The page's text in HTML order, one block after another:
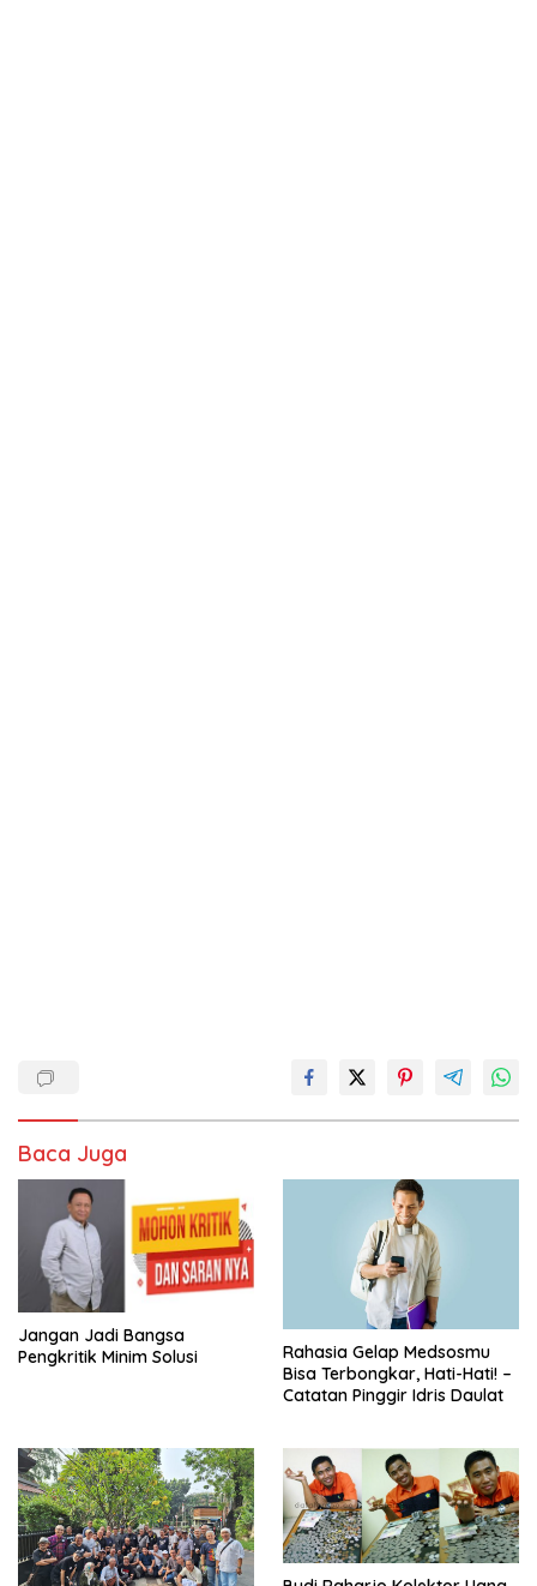
Baca Juga
Jangan Jadi Bangsa
Pengkritik Minim Solusi
Rahasia Gelap Medsosmu
Bisa Terbongkar, Hati-Hati! –
Catatan Pinggir Idris Daulat